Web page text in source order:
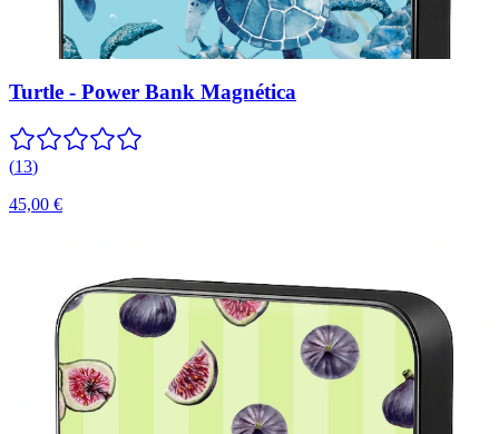
Turtle - Power Bank Magnética
(13)
45,00 €